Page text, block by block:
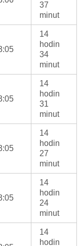
37
minut
14
hodin
34
minut
14
hodin
31
minut
14
hodin
27
minut
14
hodin
24
minut
14
hodin